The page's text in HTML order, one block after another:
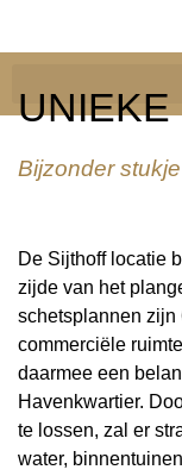
UNIEKE
Bijzonder
De Sijthoff locatie
zijde van het
schetsplannen zijn
commerciële
daarmee een
Havenkwartier.
te lossen, zal er
water,